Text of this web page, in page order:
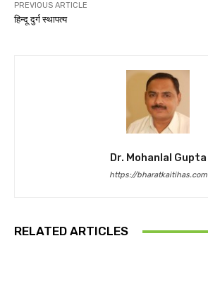
PREVIOUS ARTICLE
हिन्दू दुर्ग स्थापत्य
Dr. Mohanlal Gupta
https://bharatkaitihas.com
RELATED ARTICLES